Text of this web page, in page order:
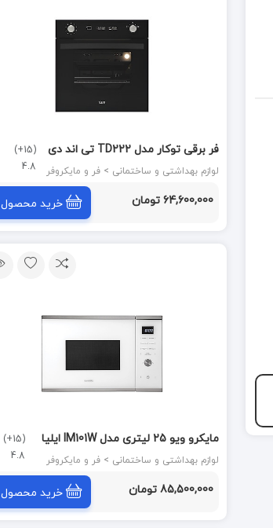
فر برقی توکار مدل TD222 تی اند دی
T&D
لوازم بهداشتی و ساختمانی > فر و مایکروفر
(15+)
4.8
64,600,000 تومان خرید محصول
مایکرو ویو 25 لیتری مدل IM101W ایلیا
استیل ILIA STEEL
لوازم بهداشتی و ساختمانی > فر و مایکروفر
(15+)
4.8
85,500,000 تومان خرید محصول